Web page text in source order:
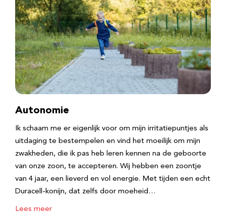
Autonomie
Ik schaam me er eigenlijk voor om mijn irritatiepuntjes als
uitdaging te bestempelen en vind het moeilijk om mijn
zwakheden, die ik pas heb leren kennen na de geboorte
van onze zoon, te accepteren. Wij hebben een zoontje
van 4 jaar, een lieverd en vol energie. Met tijden een echt
Duracell-konijn, dat zelfs door moeheid…
Lees meer